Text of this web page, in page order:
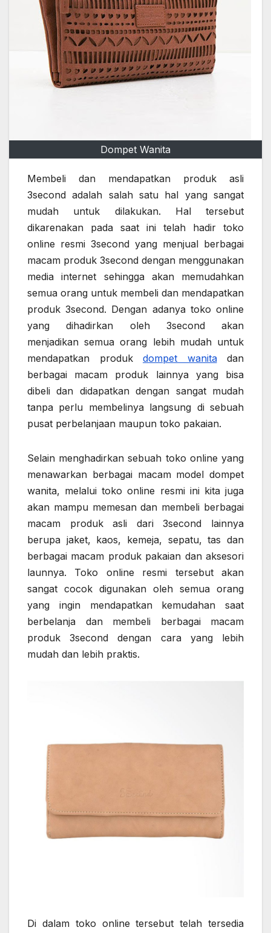
Dompet Wanita
Membeli dan mendapatkan produk asli
3second adalah salah satu hal yang sangat
mudah untuk dilakukan. Hal tersebut
dikarenakan pada saat ini telah hadir toko
online resmi 3second yang menjual berbagai
macam produk 3second dengan menggunakan
media internet sehingga akan memudahkan
semua orang untuk membeli dan mendapatkan
produk 3second. Dengan adanya toko online
yang dihadirkan oleh 3second akan
menjadikan semua orang lebih mudah untuk
mendapatkan produk dompet wanitadan
berbagai macam produk lainnya yang bisa
dibeli dan didapatkan dengan sangat mudah
tanpa perlu membelinya langsung di sebuah
pusat perbelanjaan maupun toko pakaian.
Selain menghadirkan sebuah toko online yang
menawarkan berbagai macam model dompet
wanita, melalui toko online resmi ini kita juga
akan mampu memesan dan membeli berbagai
macam produk asli dari 3second lainnya
berupa jaket, kaos, kemeja, sepatu, tas dan
berbagai macam produk pakaian dan aksesori
launnya. Toko online resmi tersebut akan
sangat cocok digunakan oleh semua orang
yang ingin mendapatkan kemudahan saat
berbelanja dan membeli berbagai macam
produk 3second dengan cara yang lebih
mudah dan lebih praktis.
Di dalam toko online tersebut telah tersedia